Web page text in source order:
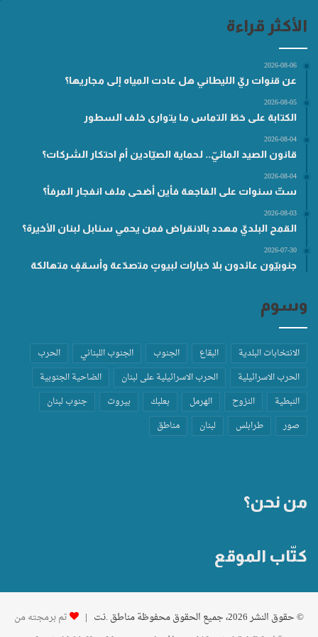
الأكثر قراءة
2026-08-06
عن قنوات ريّ الليطاني هل عادت المياه إلى مجاريها؟
2026-08-05
الكتابة على خطّ التماس ما يتوارى خلف السطور
2026-08-04
قانون الصيد المائيّ.. لحماية الصيّادين أم احتكار الشركات؟
2026-08-04
ستّ سنوات على الفاجعة فأين أضحى ملف انفجار المرفأ؟
2026-08-03
القمح البلديّ مهدد بالانقراض فمن يحمي سنابل لبنان الأخيرة؟
2026-07-30
جنوبيّون عائدون بلا خيارات لبيوتٍ متصدّعة وأسقفٍ متهالكة
وسوم
الانتخابات البلدية البقاع الجنوب الجنوب اللبناني
الحرب
الحرب الاسرائيلية
الحرب الاسرائيلية على لبنان
الضاحية الجنوبية
النبطية
النزوح الهرمل بعلبك بيروت
جنوب لبنان
صور
طرابلس لبنان مناطق
من نحن؟
كتّاب الموقع
© حقوق النشر 2026، جميع الحقوق محفوظة مناطق .نت |
تم برمجته من